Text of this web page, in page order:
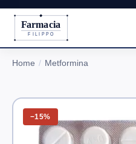
Farmacia
FILIPPO
Home Metformina
−15%